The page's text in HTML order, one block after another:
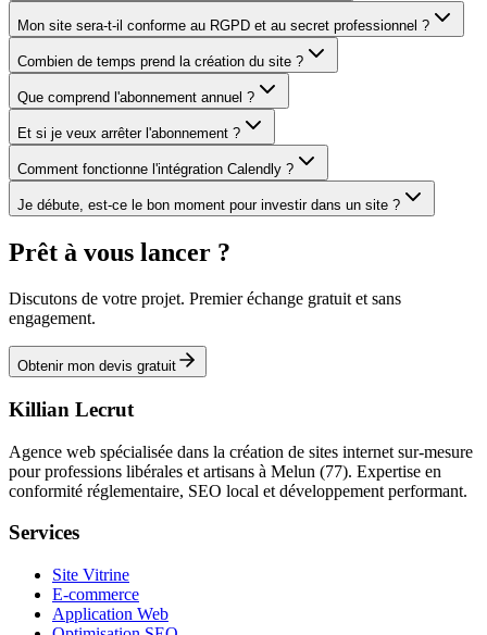
Mon site sera-t-il conforme au RGPD et au secret professionnel ?
Combien de temps prend la création du site ?
Que comprend l'abonnement annuel ?
Et si je veux arrêter l'abonnement ?
Comment fonctionne l'intégration Calendly ?
Je débute, est-ce le bon moment pour investir dans un site ?
Prêt à vous lancer ?
Discutons de votre projet. Premier échange gratuit et sans
engagement.
Obtenir mon devis gratuit
Killian Lecrut
Agence web spécialisée dans la création de sites internet sur-mesure
pour professions libérales et artisans à Melun (77). Expertise en
conformité réglementaire, SEO local et développement performant.
Services
Site Vitrine
E-commerce
Application Web